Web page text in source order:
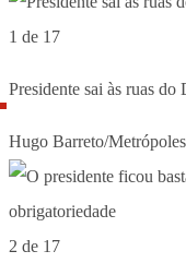
1 de 17
Presidente sai às ruas
Hugo Barreto/Metrópoles
2 de 17